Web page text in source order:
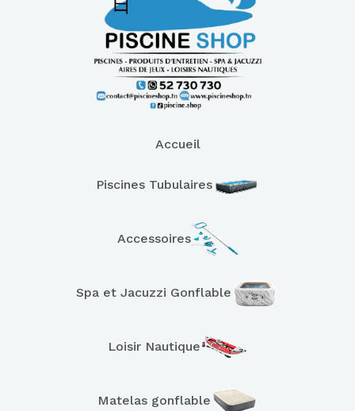
Accueil
Piscines Tubulaires
Accessoires
Spa et Jacuzzi Gonflable
Loisir Nautique
Matelas gonflable